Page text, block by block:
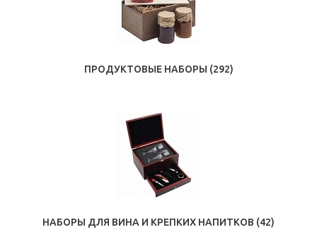
ПРОДУКТОВЫЕ НАБОРЫ (292)
НАБОРЫ ДЛЯ ВИНА И КРЕПКИХ НАПИТКОВ (42)